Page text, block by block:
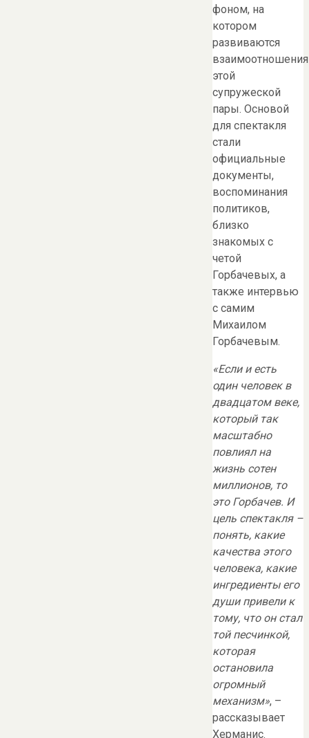
фоном, на
котором
развиваются
взаимоотношения
этой
супружеской
пары. Основой
для спектакля
стали
официальные
документы,
воспоминания
политиков,
близко
знакомых с
четой
Горбачевых, а
также интервью
с самим
Михаилом
Горбачевым.
«Если и есть
один человек в
двадцатом веке,
который так
масштабно
повлиял на
жизнь сотен
миллионов, то
это Горбачев. И
цель спектакля –
понять, какие
качества этого
человека, какие
ингредиенты его
души привели к
тому, что он стал
той песчинкой,
которая
остановила
огромный
механизм», –
рассказывает
Херманис.